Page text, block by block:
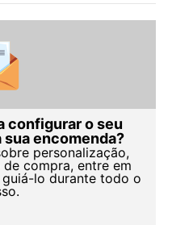
configurar o seu
encomenda?
personalização,
compra, entre em
lo durante todo o